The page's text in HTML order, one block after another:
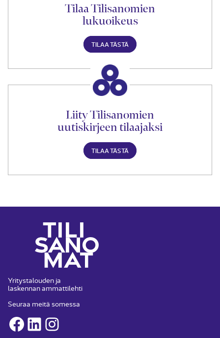
Tilaa Tilisanomien
lukuoikeus
TILAA TÄSTÄ
Liity Tilisanomien
uutiskirjeen tilaajaksi
TILAA TÄSTÄ
Yritystalouden ja
laskennan ammattilehti
Seuraa meitä somessa
Facebook
LinkedInInstagram